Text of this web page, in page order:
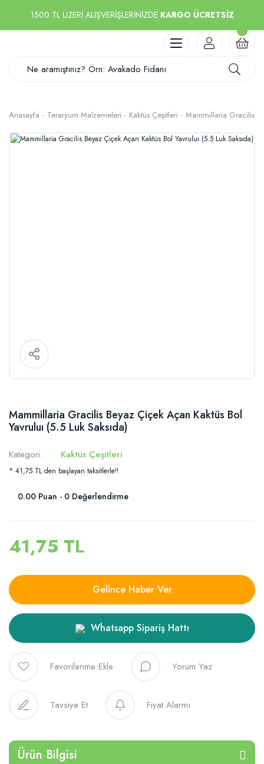
1500 TL ÜZERİ ALIŞVERİŞLERİNİZDE KARGO ÜCRETSİZ
Anasayfa Teraryum Malzemeleri Kaktüs Çeşitleri Mammillaria Gracilis
Mammillaria Gracilis Beyaz Çiçek Açan Kaktüs Bol
Yavruluı (5.5 Luk Saksıda)
Kategori Kaktüs Çeşitleri
* 41,75 TL den başlayan taksitlerle!!
0.00 Puan - 0 Değerlendirme
41,75 TL
Gelince Haber Ver
Whatsapp Sipariş Hattı
Yorum Yaz
Tavsiye Et Fiyat Alarmı
Ürün Bilgisi